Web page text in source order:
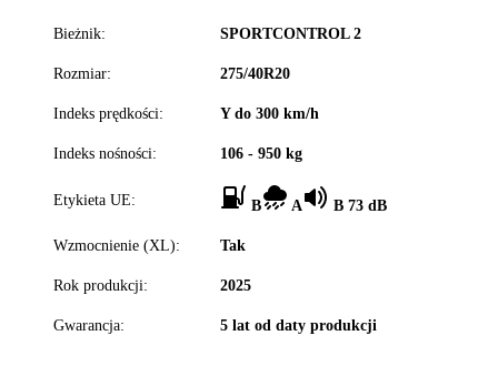
Bieżnik: SPORTCONTROL 2
Rozmiar: 275/40R20
Indeks prędkości: Y do 300 km/h
Indeks nośności: 106 - 950 kg
Etykieta UE: B A B 73 dB
Wzmocnienie (XL): Tak
Rok produkcji: 2025
Gwarancja: 5 lat od daty produkcji